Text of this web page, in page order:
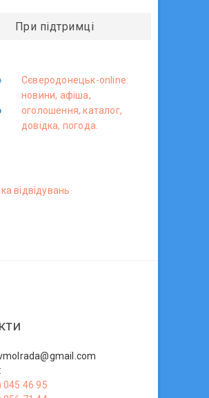
При підтримці
Сєверодонецьк-online:
новини, афіша,
оголошення, каталог,
довідка, погода.
вiдвiдувань
045 46 95